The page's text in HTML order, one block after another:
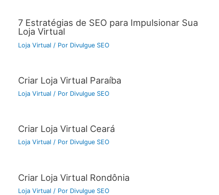
7 Estratégias de SEO para Impulsionar Sua
Loja Virtual
Loja Virtual / Por Divulgue SEO
Criar Loja Virtual Paraíba
Loja Virtual / Por Divulgue SEO
Criar Loja Virtual Ceará
Loja Virtual / Por Divulgue SEO
Criar Loja Virtual Rondônia
Loja Virtual / Por Divulgue SEO